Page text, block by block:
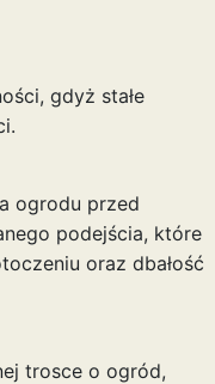
gdyż stałe
ogrodu przed
podejścia, które
oraz dbałość
trosce o ogród,